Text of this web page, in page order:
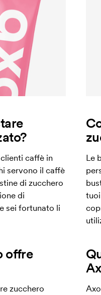
caffè in
servono il caffè
di zucchero
di
sei fortunato li
offre
zucchero
Le